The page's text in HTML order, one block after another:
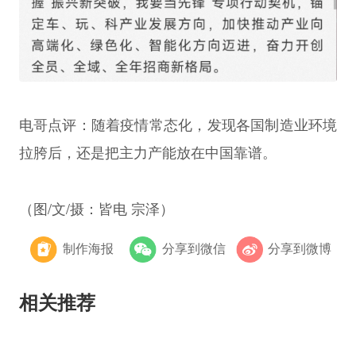
电哥点评：随着疫情常态化，发现各国制造业环境
拉胯后，还是把主力产能放在中国靠谱。
（图/文/摄：皆电 宗泽）
制作海报 分享到微信 分享到微博
相关推荐